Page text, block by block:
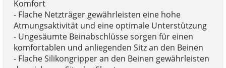
Komfort
- Flache Netzträger gewährleisten eine hohe
Atmungsaktivität und eine optimale Unterstützung
- Ungesäumte Beinabschlüsse sorgen für einen
komfortablen und anliegenden Sitz an den Beinen
- Flache Silikongripper an den Beinen gewährleisten